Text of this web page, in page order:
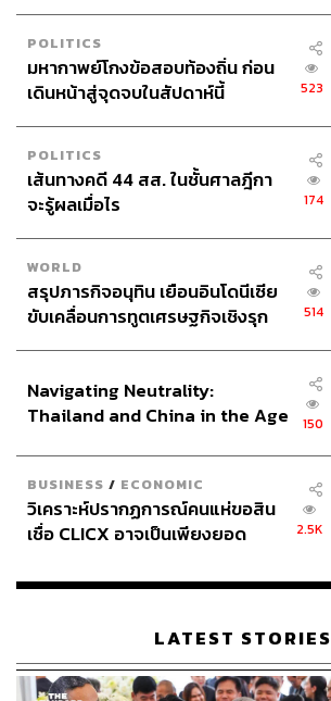
POLITICS
มหากาพย์โกงข้อสอบท้องถิ่น ก่อน
เดินหน้าสู่จุดจบในสัปดาห์นี้
523
POLITICS
เส้นทางคดี 44 สส. ในชั้นศาลฎีกา
จะรู้ผลเมื่อไร
174
WORLD
สรุปภารกิจอนุทิน เยือนอินโดนีเซีย
ขับเคลื่อนการทูตเศรษฐกิจเชิงรุก
514
Navigating Neutrality:
Thailand and China in the Age
150
BUSINESS / ECONOMIC
วิเคราะห์ปรากฏการณ์คนแห่ขอสิน
เชื่อ CLICX อาจเป็นเพียงยอด
เรือนไทยที่ถูกซุกไว้
2.5K
LATEST STORIES